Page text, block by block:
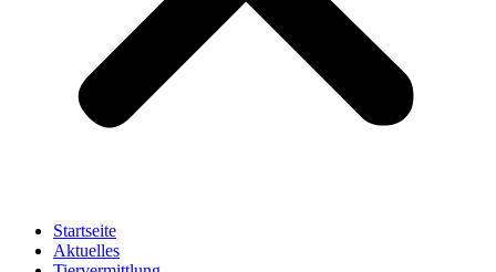
Startseite
Aktuelles